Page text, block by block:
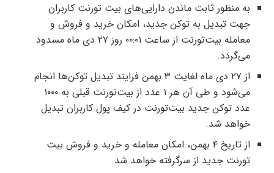
به منظور ثابت ماندن دارایی‌های بیت تورنت کاربران
جهت تبدیل به توکن جدید، امکان خرید و فروش و
معامله بیت‌تورنت از ساعت ۰۰:۰۱ روز ۲۷ دی ماه مسدود
می‌گردد.
از ۲۷ دی ماه لغایت ۳ بهمن فرایند تبدیل توکن‌ها انجام
می‌شود و طی آن هر ۱ عدد از بیت‌تورنت قبلی به ۱۰۰۰
عدد توکن جدید بیت‌تورنت در کیف پول کاربران تبدیل
خواهد شد.
از تاریخ ۴ بهمن، امکان معامله و خرید و فروش بیت
تورنت جدید از سرگرفته خواهد شد.